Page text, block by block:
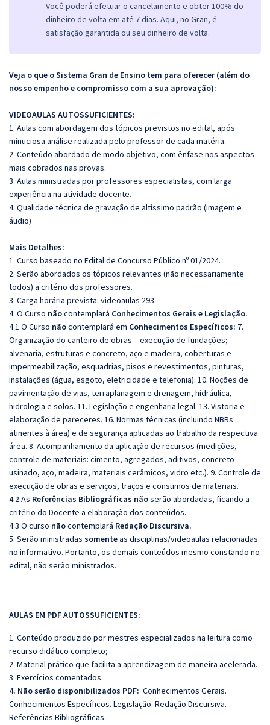
Você poderá efetuar o cancelamento e obter 100% do
dinheiro de volta em até 7 dias. Aqui, no Gran, é
satisfação garantida ou seu dinheiro de volta.
Veja o que o Sistema Gran de Ensino tem para oferecer (além do
nosso empenho e compromisso com a sua aprovação):
VIDEOAULAS AUTOSSUFICIENTES:
1. Aulas com abordagem dos tópicos previstos no edital, após
minuciosa análise realizada pelo professor de cada matéria.
2. Conteúdo abordado de modo objetivo, com ênfase nos aspectos
mais cobrados nas provas.
3. Aulas ministradas por professores especialistas, com larga
experiência na atividade docente.
4. Qualidade técnica de gravação de altíssimo padrão (imagem e
áudio)
Mais Detalhes:
1. Curso baseado no Edital de Concurso Público nº 01/2024.
2. Serão abordados os tópicos relevantes (não necessariamente
todos) a critério dos professores.
3. Carga horária prevista: videoaulas 293.
4. O Curso nãocontemplará Conhecimentos Gerais e Legislação.
4.1 O Curso nãocontemplará em Conhecimentos Específicos: 7.
Organização do canteiro de obras – execução de fundações;
alvenaria, estruturas e concreto, aço e madeira, coberturas e
impermeabilização, esquadrias, pisos e revestimentos, pinturas,
instalações (água, esgoto, eletricidade e telefonia). 10. Noções de
pavimentação de vias, terraplanagem e drenagem, hidráulica,
hidrologia e solos. 11. Legislação e engenharia legal. 13. Vistoria e
elaboração de pareceres. 16. Normas técnicas (incluindo NBRs
atinentes à área) e de segurança aplicadas ao trabalho da respectiva
área. 8. Acompanhamento da aplicação de recursos (medições,
controle de materiais: cimento, agregados, aditivos, concreto
usinado, aço, madeira, materiais cerâmicos, vidro etc.). 9. Controle de
execução de obras e serviços, traços e consumos de materiais.
4.2 As Referências Bibliográficas nãoserão abordadas, ficando a
critério do Docente a elaboração dos conteúdos.
4.3 O curso nãocontemplará Redação Discursiva.
5. Serão ministradas somenteas disciplinas/videoaulas relacionadas
no informativo. Portanto, os demais conteúdos mesmo constando no
edital, não serão ministrados.
AULAS EM PDF AUTOSSUFICIENTES:
1. Conteúdo produzido por mestres especializados na leitura como
recurso didático completo;
2. Material prático que facilita a aprendizagem de maneira acelerada.
3. Exercícios comentados.
4. Não serão disponibilizados PDF: Conhecimentos Gerais.
Conhecimentos Específicos. Legislação. Redação Discursiva.
Referências Bibliográficas.